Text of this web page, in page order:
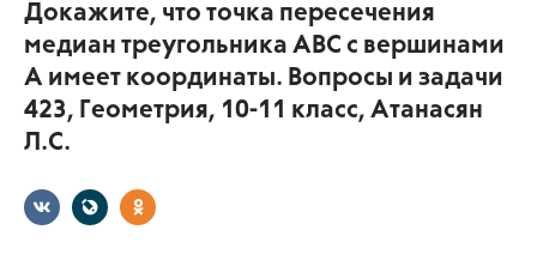
Докажите, что точка пересечения
медиан треугольника АВС с вершинами
А имеет координаты. Вопросы и задачи
423, Геометрия, 10-11 класс, Атанасян
Л.С.